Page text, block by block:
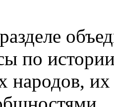
по
народов, их